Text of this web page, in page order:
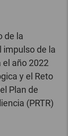
de la
impulso de la
el año 2022
y el Reto
Plan de
(PRTR)